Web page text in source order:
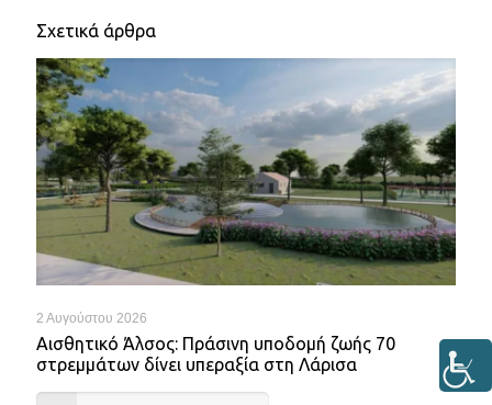
Σχετικά άρθρα
2 Αυγούστου 2026
Αισθητικό Άλσος: Πράσινη υποδομή ζωής 70
στρεμμάτων δίνει υπεραξία στη Λάρισα